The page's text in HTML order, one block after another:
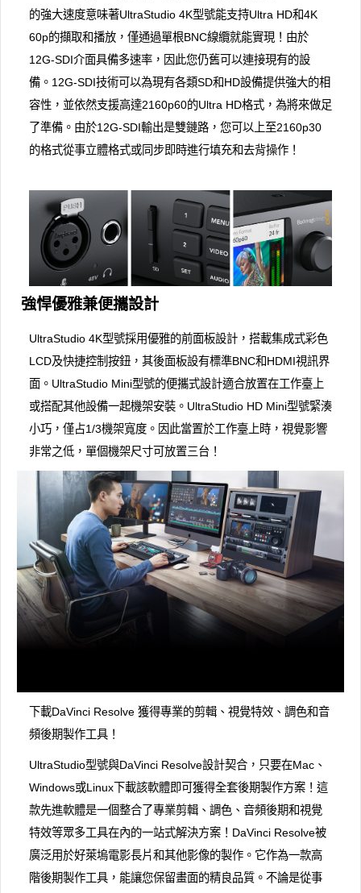
的強大速度意味著UltraStudio 4K型號能支持Ultra HD和4K
60p的擷取和播放，僅通過單根BNC線纜就能實現！由於
12G-SDI介面具備多速率，因此您仍舊可以連接現有的設
備。12G-SDI技術可以為現有各類SD和HD設備提供強大的相
容性，並依然支援高達2160p60的Ultra HD格式，為將來做足
了準備。由於12G-SDI輸出是雙鏈路，您可以上至2160p30
的格式從事立體格式或同步即時進行填充和去背操作！
強悍優雅兼便攜設計
UltraStudio 4K型號採用優雅的前面板設計，搭載集成式彩色
LCD及快捷控制按鈕，其後面板設有標準BNC和HDMI視訊界
面。UltraStudio Mini型號的便攜式設計適合放置在工作臺上
或搭配其他設備一起機架安裝。UltraStudio HD Mini型號緊湊
小巧，僅占1/3機架寬度。因此當置於工作臺上時，視覺影響
非常之低，單個機架尺寸可放置三台！
下載DaVinci Resolve 獲得專業的剪輯、視覺特效、調色和音
頻後期製作工具！
UltraStudio型號與DaVinci Resolve設計契合，只要在Mac、
Windows或Linux下載該軟體即可獲得全套後期製作方案！這
款先進軟體是一個整合了專業剪輯、調色、音頻後期和視覺
特效等眾多工具在內的一站式解決方案！DaVinci Resolve被
廣泛用於好萊塢電影長片和其他影像的製作。它作為一款高
階後期製作工具，能讓您保留畫面的精良品質。不論是從事